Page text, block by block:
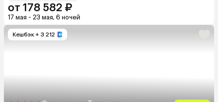
от 178 582 ₽
17 мая - 23 мая, 6 ночей
Кешбэк + 3 212